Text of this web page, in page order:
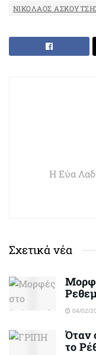
ΝΙΚΌΛΑΟΣ
Η Εύα
Σχετικά νέα
04/02/
Όταν
το